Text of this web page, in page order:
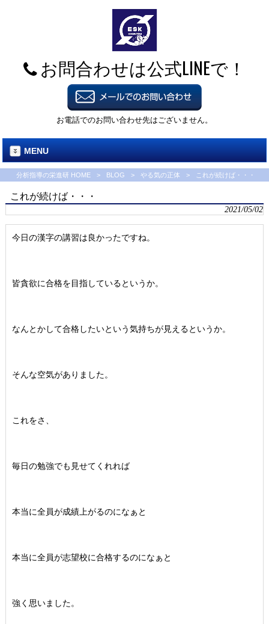
お問合わせは公式LINEで！
お電話でのお問い合わせ先はございません。
MENU
分析指導の栄進研 HOME > BLOG > やる気の正体 > これが続けば・・・
これが続けば・・・
2021/05/02
今日の漢字の講習は良かったですね。
皆貪欲に合格を目指しているというか。
なんとかして合格したいという気持ちが見えるというか。
そんな空気がありました。
これをさ、
毎日の勉強でも見せてくれれば
本当に全員が成績上がるのになぁと
本当に全員が志望校に合格するのになぁと
強く思いました。